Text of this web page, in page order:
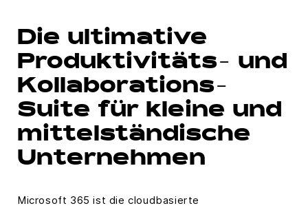
Die ultimative
Produktivitäts- und
Kollaborations-
Suite für kleine und
mittelständische
Unternehmen
Microsoft 365 ist die cloudbasierte